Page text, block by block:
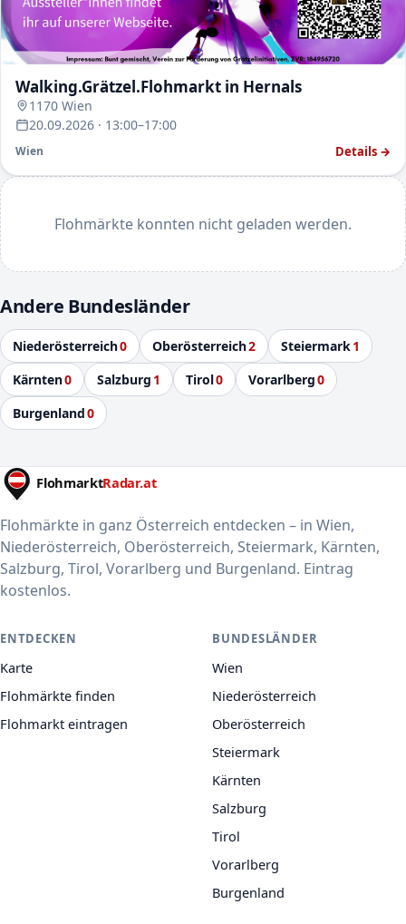
Walking.Grätzel.Flohmarkt in Hernals
1170 Wien
20.09.2026 · 13:00–17:00
Wien Details →
Flohmärkte konnten nicht geladen werden.
Andere Bundesländer
Niederösterreich0 Oberösterreich2 Steiermark1
Kärnten0 Salzburg 1 Tirol0 Vorarlberg0
Burgenland0
Flohmärkte in ganz Österreich entdecken – in Wien,
Niederösterreich, Oberösterreich, Steiermark, Kärnten,
Salzburg, Tirol, Vorarlberg und Burgenland. Eintrag
kostenlos.
ENTDECKEN
Karte
Flohmärkte finden
Flohmarkt eintragen
BUNDESLÄNDER
Wien
Niederösterreich
Oberösterreich
Steiermark
Kärnten
Salzburg
Tirol
Vorarlberg
Burgenland